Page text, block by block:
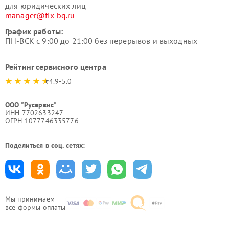
Мы принимаем
все формы оплаты
для юридических лиц
manager@fix-bq.ru
График работы:
ПН-ВСК с 9:00 до 21:00 без перерывов и выходных
Рейтинг сервисного центра
4.9-5.0
ООО "Русервис"
ИНН 7702633247
ОГРН 1077746335776
Поделиться в соц. сетях: